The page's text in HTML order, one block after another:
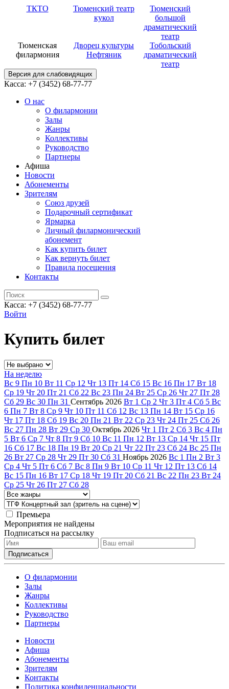
ТКТО
Тюменский театр
кукол
Тюменский
большой
драматический
театр
Тюменская
филармония
Дворец культуры
Нефтяник
Тобольский
драматический
театр
Версия для слабовидящих
Касса: +7 (3452) 68-77-77
О нас
О филармонии
Залы
Жанры
Коллективы
Руководство
Партнеры
Афиша
Новости
Абонементы
Зрителям
Союз друзей
Подарочный сертификат
Ярмарка
Личный филармонический
абонемент
Как купить билет
Как вернуть билет
Правила посещения
Контакты
Касса: +7 (3452) 68-77-77
Войти
Купить билет
На неделю
Вс 9 Пн 10 Вт 11 Ср 12 Чт 13 Пт 14 Сб 15 Вс 16 Пн 17 Вт 18
Ср 19 Чт 20 Пт 21 Сб 22 Вс 23 Пн 24 Вт 25 Ср 26 Чт 27 Пт 28
Сб 29 Вс 30 Пн 31 Сентябрь 2026 Вт 1 Ср 2 Чт 3 Пт 4 Сб 5 Вс
6 Пн 7 Вт 8 Ср 9 Чт 10 Пт 11 Сб 12 Вс 13 Пн 14 Вт 15 Ср 16
Чт 17 Пт 18 Сб 19 Вс 20 Пн 21 Вт 22 Ср 23 Чт 24 Пт 25 Сб 26
Вс 27 Пн 28 Вт 29 Ср 30 Октябрь 2026 Чт 1 Пт 2 Сб 3 Вс 4 Пн
5 Вт 6 Ср 7 Чт 8 Пт 9 Сб 10 Вс 11 Пн 12 Вт 13 Ср 14 Чт 15 Пт
16 Сб 17 Вс 18 Пн 19 Вт 20 Ср 21 Чт 22 Пт 23 Сб 24 Вс 25 Пн
26 Вт 27 Ср 28 Чт 29 Пт 30 Сб 31 Ноябрь 2026 Вс 1 Пн 2 Вт 3
Ср 4 Чт 5 Пт 6 Сб 7 Вс 8 Пн 9 Вт 10 Ср 11 Чт 12 Пт 13 Сб 14
Вс 15 Пн 16 Вт 17 Ср 18 Чт 19 Пт 20 Сб 21 Вс 22 Пн 23 Вт 24
Ср 25 Чт 26 Пт 27 Сб 28
Премьера
Мероприятия не найдены
Подписаться на рассылку
О филармонии
Залы
Жанры
Коллективы
Руководство
Партнеры
Новости
Афиша
Абонементы
Зрителям
Контакты
Политика конфиденциальности